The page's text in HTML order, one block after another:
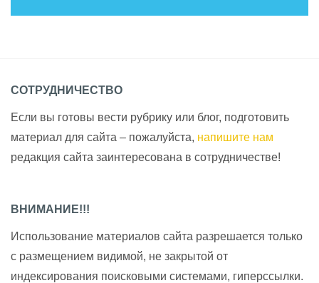
СОТРУДНИЧЕСТВО
Если вы готовы вести рубрику или блог, подготовить
материал для сайта – пожалуйста, напишите нам
редакция сайта заинтересована в сотрудничестве!
ВНИМАНИЕ!!!
Использование материалов сайта разрешается только
с размещением видимой, не закрытой от
индексирования поисковыми системами, гиперссылки.